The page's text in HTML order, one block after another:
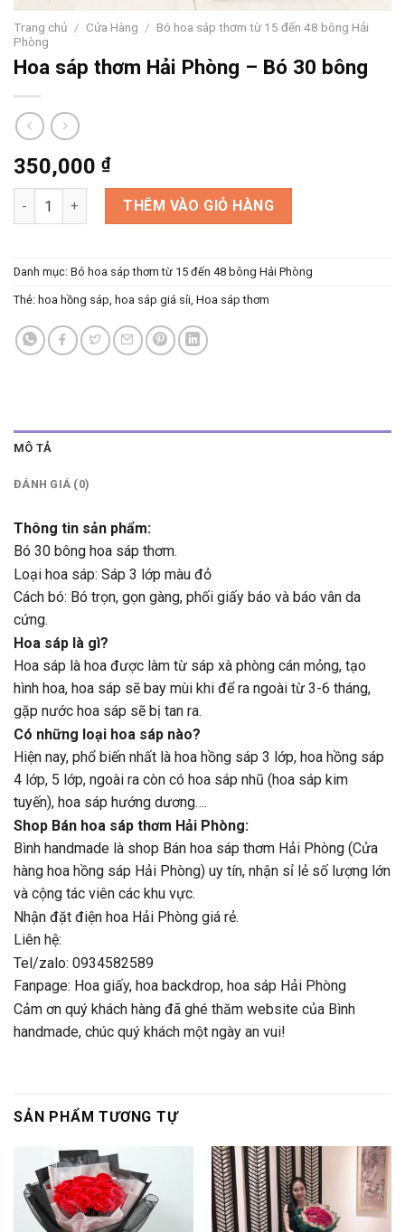
Trang chủ / Cửa Hàng / Bó hoa sáp thơm từ 15 đến 48 bông Hải
Phòng
Hoa sáp thơm Hải Phòng – Bó 30 bông
350,000 ₫
Hoa sáp thơm Hải Phòng - Bó 30 bông số lượng
THÊM VÀO GIỎ HÀNG
Danh mục: Bó hoa sáp thơm từ 15 đến 48 bông Hải Phòng
Thẻ: hoa hồng sáp hoa sáp giá sỉi Hoa sáp thơm
MÔ TẢ
ĐÁNH GIÁ (0)
Thông tin sản phẩm:
Bó 30 bông hoa sáp thơm.
Loại hoa sáp: Sáp 3 lớp màu đỏ
Cách bó: Bó trọn, gọn gàng, phối giấy báo và báo vân da
cứng.
Hoa sáp là gì?
Hoa sáp là hoa được làm từ sáp xà phòng cán mỏng, tạo
hình hoa, hoa sáp sẽ bay mùi khi để ra ngoài từ 3-6 tháng,
gặp nước hoa sáp sẽ bị tan ra.
Có những loại hoa sáp nào?
Hiện nay, phổ biến nhất là hoa hồng sáp 3 lớp, hoa hồng sáp
4 lớp, 5 lớp, ngoài ra còn có hoa sáp nhũ (hoa sáp kim
tuyến), hoa sáp hướng dương….
Shop Bán hoa sáp thơm Hải Phòng:
Bình handmade là shop Bán hoa sáp thơm Hải Phòng (Cửa
hàng hoa hồng sáp Hải Phòng) uy tín, nhận sỉ lẻ số lượng lớn
và cộng tác viên các khu vực.
Nhận đặt điện hoa Hải Phòng giá rẻ.
Liên hệ:
Tel/zalo: 0934582589
Fanpage: Hoa giấy, hoa backdrop, hoa sáp Hải Phòng
Cảm ơn quý khách hàng đã ghé thăm website của Bình
handmade, chúc quý khách một ngày an vui!
SẢN PHẨM TƯƠNG TỰ